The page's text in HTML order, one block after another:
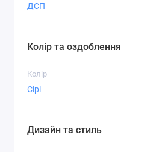
ДСП
Колір та оздоблення
Колір
Сірі
Дизайн та стиль